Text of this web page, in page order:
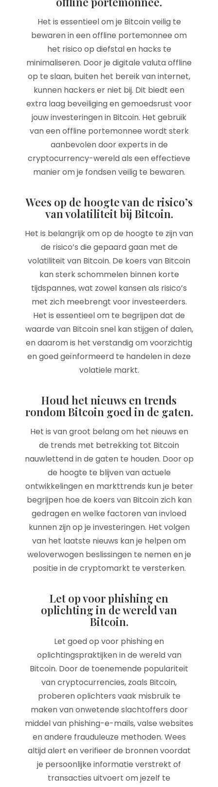
Het is essentieel om je Bitcoin veilig te
bewaren in een offline portemonnee om
het risico op diefstal en hacks te
minimaliseren. Door je digitale valuta offline
op te slaan, buiten het bereik van internet,
kunnen hackers er niet bij. Dit biedt een
extra laag beveiliging en gemoedsrust voor
jouw investeringen in Bitcoin. Het gebruik
van een offline portemonnee wordt sterk
aanbevolen door experts in de
cryptocurrency-wereld als een effectieve
manier om je fondsen veilig te bewaren.
Wees op de hoogte van de risico’s
van volatiliteit bij Bitcoin.
Het is belangrijk om op de hoogte te zijn van
de risico’s die gepaard gaan met de
volatiliteit van Bitcoin. De koers van Bitcoin
kan sterk schommelen binnen korte
tijdspannes, wat zowel kansen als risico’s
met zich meebrengt voor investeerders.
Het is essentieel om te begrijpen dat de
waarde van Bitcoin snel kan stijgen of dalen,
en daarom is het verstandig om voorzichtig
en goed geïnformeerd te handelen in deze
volatiele markt.
Houd het nieuws en trends
rondom Bitcoin goed in de gaten.
Het is van groot belang om het nieuws en
de trends met betrekking tot Bitcoin
nauwlettend in de gaten te houden. Door op
de hoogte te blijven van actuele
ontwikkelingen en markttrends kun je beter
begrijpen hoe de koers van Bitcoin zich kan
gedragen en welke factoren van invloed
kunnen zijn op je investeringen. Het volgen
van het laatste nieuws kan je helpen om
weloverwogen beslissingen te nemen en je
positie in de cryptomarkt te versterken.
Let op voor phishing en
oplichting in de wereld van
Bitcoin.
Let goed op voor phishing en
oplichtingspraktijken in de wereld van
Bitcoin. Door de toenemende populariteit
van cryptocurrencies, zoals Bitcoin,
proberen oplichters vaak misbruik te
maken van onwetende slachtoffers door
middel van phishing-e-mails, valse websites
en andere frauduleuze methoden. Wees
altijd alert en verifieer de bronnen voordat
je persoonlijke informatie verstrekt of
transacties uitvoert om jezelf te